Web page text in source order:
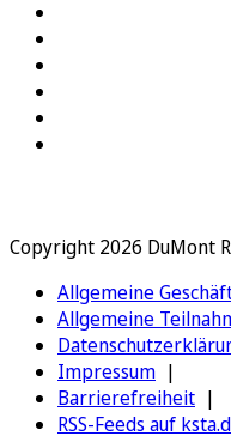
Copyright 2026 DuMont
Allgemeine
Allgemeine
Impressum
Barrierefreiheit
RSS-Feeds auf